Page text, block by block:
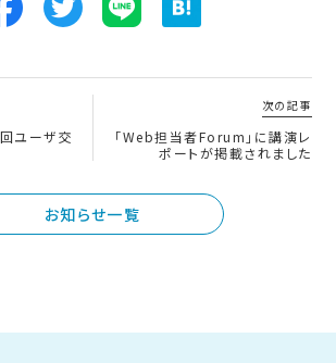
ユーザ交
次の記事
「Web担当者Forum」に講演レ
ポートが掲載されました
お知らせ一覧